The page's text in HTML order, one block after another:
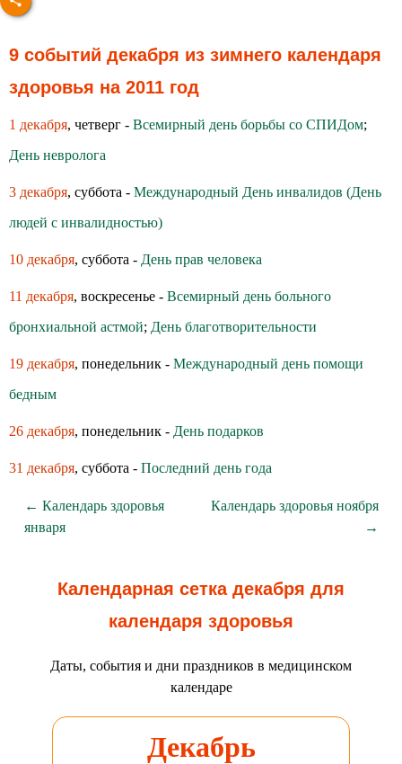
9 событий декабря из зимнего календаря
здоровья на 2011 год
1 декабря, четверг - Всемирный день борьбы со СПИДом;
День невролога
3 декабря, суббота - Международный День инвалидов (День
людей с инвалидностью)
10 декабря, суббота - День прав человека
11 декабря, воскресенье - Всемирный день больного
бронхиальной астмой; День благотворительности
19 декабря, понедельник - Международный день помощи
бедным
26 декабря, понедельник - День подарков
31 декабря, суббота - Последний день года
← Календарь здоровья
января
Календарь здоровья ноября
→
Календарная сетка декабря для
календаря здоровья
Даты, события и дни праздников в медицинском
календаре
Декабрь